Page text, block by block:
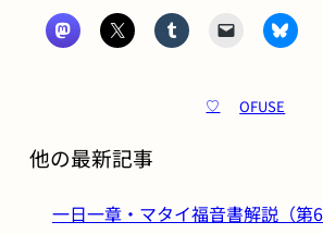
♡ OFUSE
他の最新記事
一日一章・マタイ福音書解説（第6